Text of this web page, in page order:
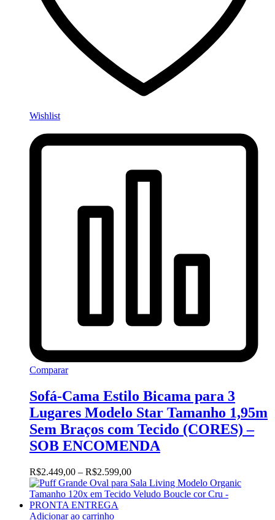
Wishlist
Comparar
Sofá-Cama Estilo Bicama para 3
Lugares Modelo Star Tamanho 1,95m
Sem Braços com Tecido (CORES) –
SOB ENCOMENDA
R$2.449,00 – R$2.599,00Faixa
de
preço:
Adicionar ao carrinho